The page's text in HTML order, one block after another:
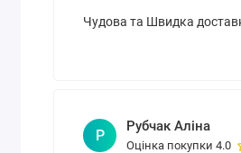
Чудова та Швидка
Р
Рубчак Аліна
Оцінка покупки 4.0